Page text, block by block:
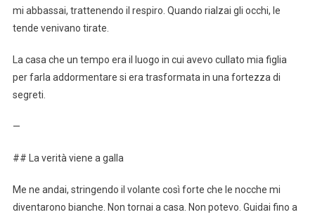
mi abbassai, trattenendo il respiro. Quando rialzai gli occhi, le
tende venivano tirate.
La casa che un tempo era il luogo in cui avevo cullato mia figlia
per farla addormentare si era trasformata in una fortezza di
segreti.
—
## La verità viene a galla
Me ne andai, stringendo il volante così forte che le nocche mi
diventarono bianche. Non tornai a casa. Non potevo. Guidai fino a